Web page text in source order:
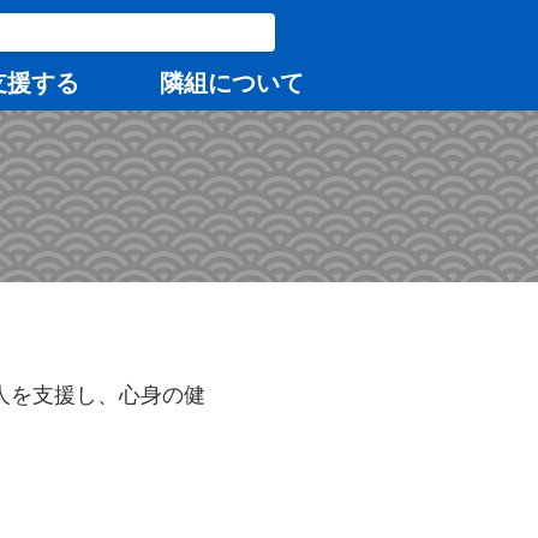
援する 隣組について
を支援し、心身の健